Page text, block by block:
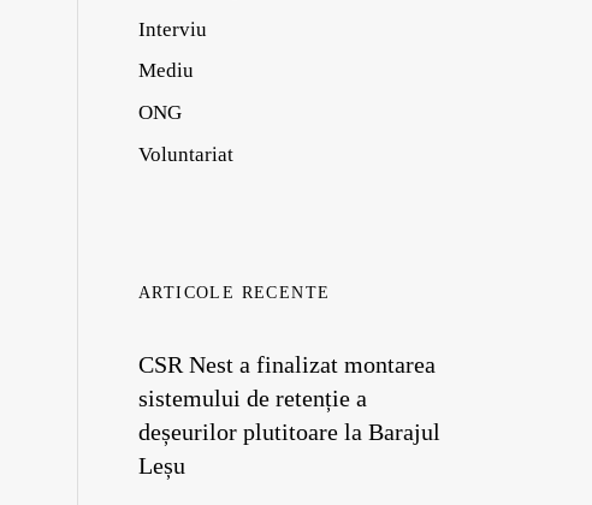
Interviu
Mediu
ONG
Voluntariat
ARTICOLE RECENTE
CSR Nest a finalizat montarea
sistemului de retenție a
deșeurilor plutitoare la Barajul
Leșu